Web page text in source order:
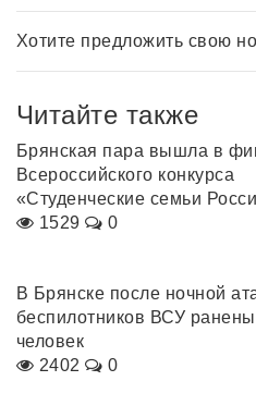
Хотите предложить свою
Читайте также
Брянская пара вышла в
Всероссийского конкурса
«Студенческие семьи
1529
0
В Брянске после ночной
беспилотников ВСУ
человек
2402
0